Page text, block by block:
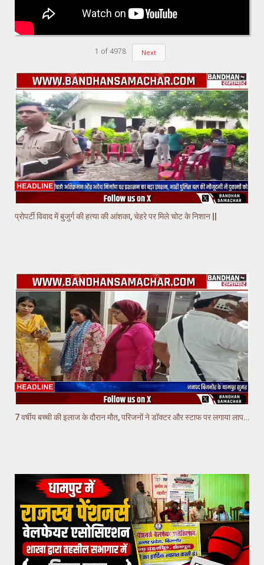
1 of 4978 Next
प्रोपर्टी विवाद में बुजुर्ग की हत्या की आंशका, चेहरे पर मिले चोट के निशान ||
7 वर्षीय बच्ची की इलाज के दौरान मौत, परिजनों ने डॉक्टर और स्टाफ पर लगाया लापरवाही का आरोप